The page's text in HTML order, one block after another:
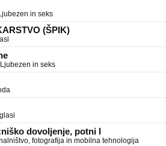
in seks
(ŠPIK)
Ljubezen in seks
dovoljenje, potni l
fotografija in mobilna tehnologija